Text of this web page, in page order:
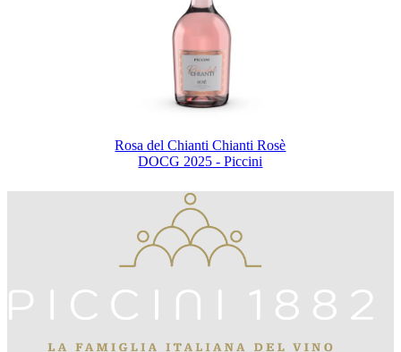
Rosa del Chianti Chianti Rosè
DOCG 2025 - Piccini